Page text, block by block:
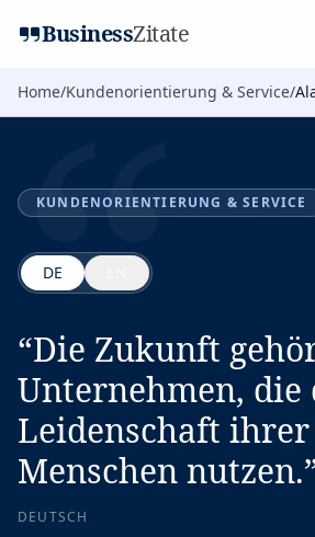
BusinessZitate
Home/Kundenorientierung & Service/
“
KUNDENORIENTIERUNG & SERVICE
DE
“Die Zukunft
Unternehmen, die
Leidenschaft ihrer
Menschen nutzen.
DEUTSCH